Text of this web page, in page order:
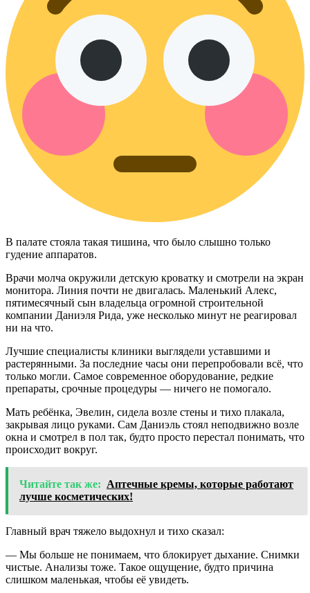
В палате стояла такая тишина, что было слышно только
гудение аппаратов.
Врачи молча окружили детскую кроватку и смотрели на экран
монитора. Линия почти не двигалась. Маленький Алекс,
пятимесячный сын владельца огромной строительной
компании Даниэля Рида, уже несколько минут не реагировал
ни на что.
Лучшие специалисты клиники выглядели уставшими и
растерянными. За последние часы они перепробовали всё, что
только могли. Самое современное оборудование, редкие
препараты, срочные процедуры — ничего не помогало.
Мать ребёнка, Эвелин, сидела возле стены и тихо плакала,
закрывая лицо руками. Сам Даниэль стоял неподвижно возле
окна и смотрел в пол так, будто просто перестал понимать, что
происходит вокруг.
Читайте так же: Аптечные кремы, которые работают
лучше косметических!
Главный врач тяжело выдохнул и тихо сказал:
— Мы больше не понимаем, что блокирует дыхание. Снимки
чистые. Анализы тоже. Такое ощущение, будто причина
слишком маленькая, чтобы её увидеть.